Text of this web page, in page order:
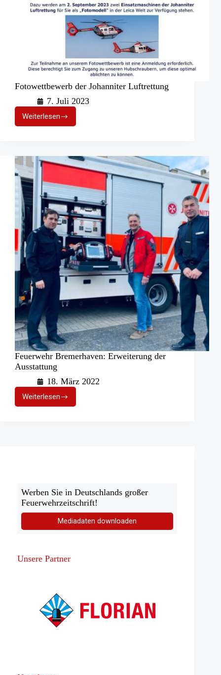
Fotowettbewerb der Johanniter Luftrettung
7. Juli 2023
WeiterlesenFotowettbewerb
der
Feuerwehr Bremerhaven: Erweiterung der
Ausstattung
18. März 2022
WeiterlesenFeuerwehr
Bremerhaven:
Werben Sie in Deutschlands großer
Feuerwehrzeitschrift!
Mediadaten downloaden
Unsere Partner